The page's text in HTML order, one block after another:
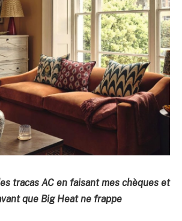
tracas AC en faisant mes chèques et
que Big Heat ne frappe